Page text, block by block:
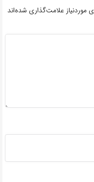
علامت‌گذاری شده‌اند